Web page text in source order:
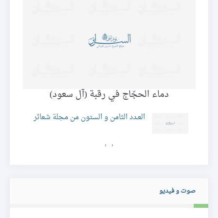
دماء الحجّاج في رقبة (آل سعود)
العـدد الثامن و الستون من مجلة شعائر
‹
›
صوت و فيديو